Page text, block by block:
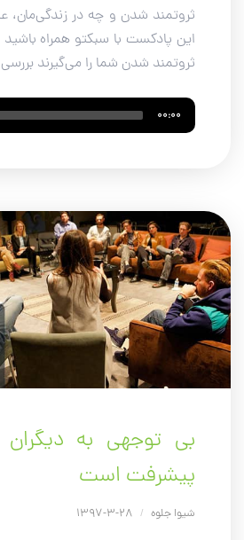
ثروتمند شدن و چه در
ثروتمند شدن شما را می‌گیرند
Audio
Player
00:00
بی توجهی به دیگران
پیشرفت است
شیوا جلوه /